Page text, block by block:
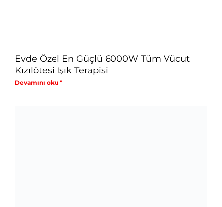
Evde Özel En Güçlü 6000W Tüm Vücut
Kızılötesi Işık Terapisi
Devamını oku "